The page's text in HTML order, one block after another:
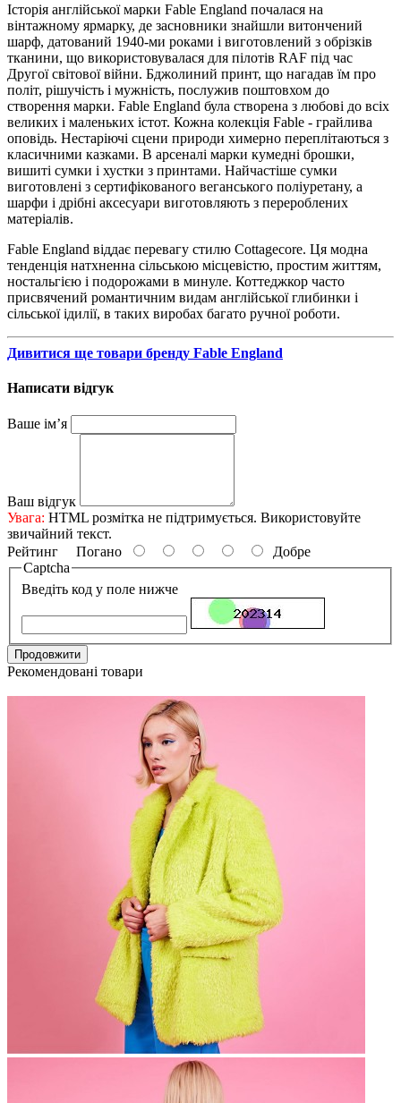
Історія англійської марки Fable England почалася на
вінтажному ярмарку, де засновники знайшли витончений
шарф, датований 1940-ми роками і виготовлений з обрізків
тканини, що використовувалася для пілотів RAF під час
Другої світової війни. Бджолиний принт, що нагадав їм про
політ, рішучість і мужність, послужив поштовхом до
створення марки. Fable England була створена з любові до всіх
великих і маленьких істот. Кожна колекція Fable - грайлива
оповідь. Нестаріючі сцени природи химерно переплітаються з
класичними казками. В арсеналі марки кумедні брошки,
вишиті сумки і хустки з принтами. Найчастіше сумки
виготовлені з сертифікованого веганського поліуретану, а
шарфи і дрібні аксесуари виготовляють з перероблених
матеріалів.
Fable England віддає перевагу стилю Cottagecore. Ця модна
тенденція натхненна сільською місцевістю, простим життям,
ностальгією і подорожами в минуле. Коттеджкор часто
присвячений романтичним видам англійської глибинки і
сільської ідилії, в таких виробах багато ручної роботи.
Дивитися ще товари бренду Fable England
Написати відгук
Ваше ім’я
Ваш відгук
Увага: HTML розмітка не підтримується. Використовуйте
звичайний текст.
Рейтинг Погано
Добре
Captcha
Введіть код у поле нижче
Продовжити
Рекомендовані товари